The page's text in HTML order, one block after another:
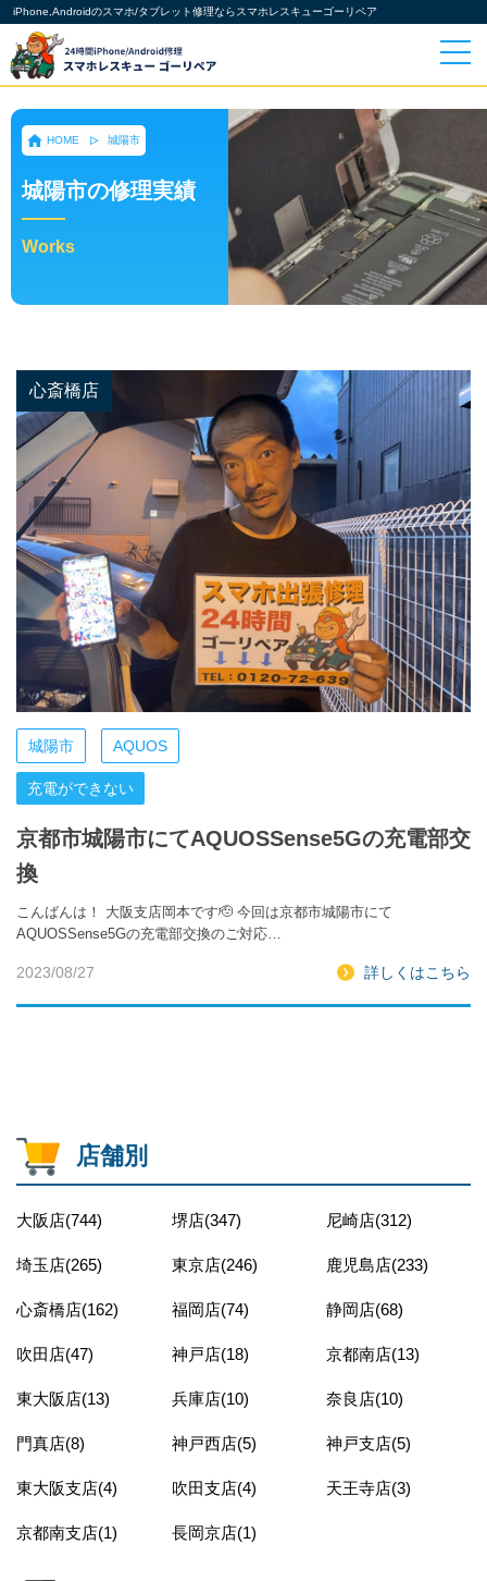
iPhone,Androidのスマホ/タブレット修理ならスマホレスキューゴーリペア
HOME 城陽市
城陽市の修理実績
Works
心斎橋店
城陽市 AQUOS
充電ができない
京都市城陽市にてAQUOSSense5Gの充電部交
換
こんばんは！ 大阪支店岡本です🫡 今回は京都市城陽市にて
AQUOSSense5Gの充電部交換のご対応…
2023/08/27 詳しくはこちら
店舗別
大阪店(744) 堺店(347) 尼崎店(312)
埼玉店(265) 東京店(246) 鹿児島店(233)
心斎橋店(162) 福岡店(74) 静岡店(68)
吹田店(47) 神戸店(18) 京都南店(13)
東大阪店(13) 兵庫店(10) 奈良店(10)
門真店(8) 神戸西店(5) 神戸支店(5)
東大阪支店(4) 吹田支店(4) 天王寺店(3)
京都南支店(1) 長岡京店(1)